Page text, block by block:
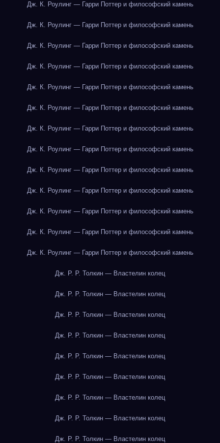
Дж. К. Роулинг — Гарри Поттер и философский камень
Дж. К. Роулинг — Гарри Поттер и философский камень
Дж. К. Роулинг — Гарри Поттер и философский камень
Дж. К. Роулинг — Гарри Поттер и философский камень
Дж. К. Роулинг — Гарри Поттер и философский камень
Дж. К. Роулинг — Гарри Поттер и философский камень
Дж. К. Роулинг — Гарри Поттер и философский камень
Дж. К. Роулинг — Гарри Поттер и философский камень
Дж. К. Роулинг — Гарри Поттер и философский камень
Дж. К. Роулинг — Гарри Поттер и философский камень
Дж. К. Роулинг — Гарри Поттер и философский камень
Дж. К. Роулинг — Гарри Поттер и философский камень
Дж. К. Роулинг — Гарри Поттер и философский камень
Дж. Р. Р. Толкин — Властелин колец
Дж. Р. Р. Толкин — Властелин колец
Дж. Р. Р. Толкин — Властелин колец
Дж. Р. Р. Толкин — Властелин колец
Дж. Р. Р. Толкин — Властелин колец
Дж. Р. Р. Толкин — Властелин колец
Дж. Р. Р. Толкин — Властелин колец
Дж. Р. Р. Толкин — Властелин колец
Дж. Р. Р. Толкин — Властелин колец